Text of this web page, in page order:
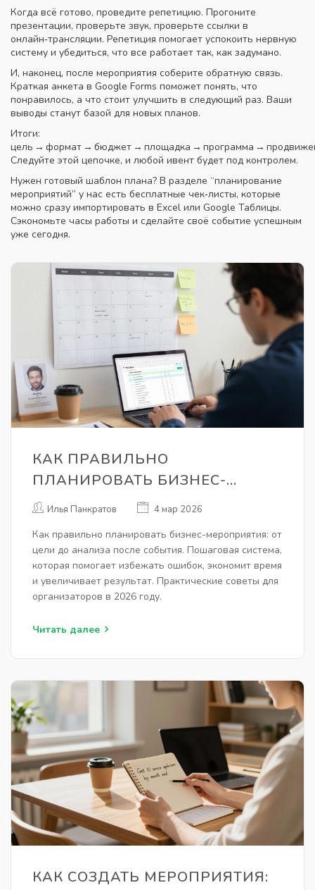
Когда всё готово, проведите репетицию. Прогоните
презентации, проверьте звук, проверьте ссылки в
онлайн‑трансляции. Репетиция помогает успокоить нервную
систему и убедиться, что все работает так, как задумано.
И, наконец, после мероприятия соберите обратную связь.
Краткая анкета в Google Forms поможет понять, что
понравилось, а что стоит улучшить в следующий раз. Ваши
выводы станут базой для новых планов.
Итоги:
цель → формат → бюджет → площадка → программа →
Следуйте этой цепочке, и любой ивент будет под контролем.
Нужен готовый шаблон плана? В разделе “планирование
мероприятий” у нас есть бесплатные чек‑листы, которые
можно сразу импортировать в Excel или Google Таблицы.
Сэкономьте часы работы и сделайте своё событие успешным
уже сегодня.
КАК ПРАВИЛЬНО
ПЛАНИРОВАТЬ БИЗНЕС-
МЕРОПРИЯТИЯ: ПОШАГОВАЯ
Илья Панкратов 4 мар 2026
Как правильно планировать бизнес-мероприятия: от
цели до анализа после события. Пошаговая система,
которая помогает избежать ошибок, экономит время
и увеличивает результат. Практические советы для
организаторов в 2026 году.
Читать далее
КАК СОЗДАТЬ МЕРОПРИЯТИЯ: